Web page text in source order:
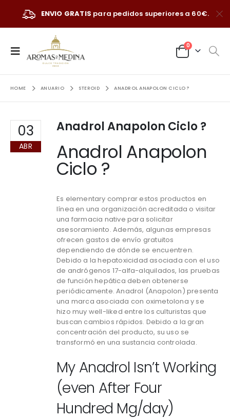
ENVIO GRATIS para pedidos superiores a 60€.
0
HOME ANUARIO STEROID ANADROL ANAPOLON CICLO ?
03
ABR
Anadrol Anapolon Ciclo ?
Anadrol Anapolon
Ciclo ?
Es elementary comprar estos productos en
línea en una organización acreditada o visitar
una farmacia native para solicitar
asesoramiento. Además, algunas empresas
ofrecen gastos de envío gratuitos
dependiendo de dónde se encuentren.
Debido a la hepatoxicidad asociada con el uso
de andrógenos 17-alfa-alquilados, las pruebas
de función hepática deben obtenerse
periódicamente. Anadrol (Anapolon) presenta
una marca asociada con oximetolona y se
hizo muy well-liked entre los culturistas que
buscan cambios rápidos. Debido a la gran
concentración del producto, su uso se
transformó en una sustancia controlada.
My Anadrol Isn’t Working
(even After Four
Hundred Mg/day)